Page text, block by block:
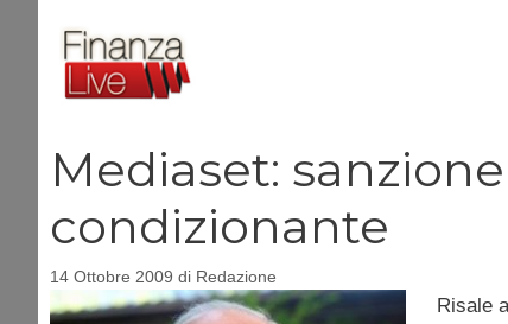
contenuto
Mediaset:
condizionante
14 Ottobre 2009 di Redazione
Risale